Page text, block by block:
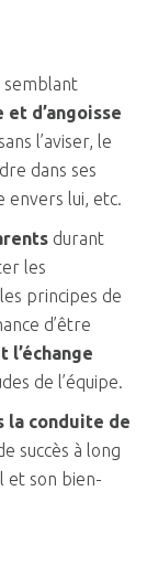
semblant
d’angoisse
l’aviser, le
dans ses
envers lui, etc.
durant
les
principes de
d’être
l’échange
de l’équipe.
la conduite de
succès à long
et son bien-